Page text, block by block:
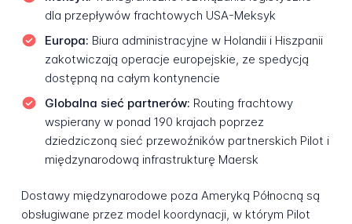
dla przepływów frachtowych USA-Meksyk
Europa: Biura administracyjne w Holandii i Hiszpanii
zakotwiczają operacje europejskie, ze spedycją
dostępną na całym kontynencie
Globalna sieć partnerów: Routing frachtowy
wspierany w ponad 190 krajach poprzez
dziedziczoną sieć przewoźników partnerskich Pilot i
międzynarodową infrastrukturę Maersk
Dostawy międzynarodowe poza Ameryką Północną są
obsługiwane przez model koordynacji, w którym Pilot